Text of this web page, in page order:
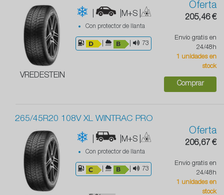
VREDESTEIN
| |M+S |
Con protector de llanta
73
Oferta
205,46 €
Envío gratis en
24/48h
1 unidades en
stock
Comprar
265/45R20 108V XL WINTRAC PRO
| |M+S |
Con protector de llanta
73
Oferta
206,67 €
Envío gratis en
24/48h
1 unidades en
stock